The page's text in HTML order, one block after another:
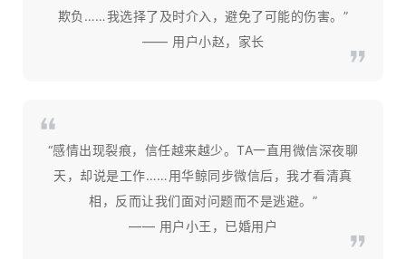
欺负……我选择了及时介入，避免了可能的伤害。”
—— 用户小赵，家长
“感情出现裂痕，信任越来越少。TA一直用微信深夜聊
天，却说是工作……用华鲸同步微信后，我才看清真
相，反而让我们面对问题而不是逃避。”
—— 用户小王，已婚用户